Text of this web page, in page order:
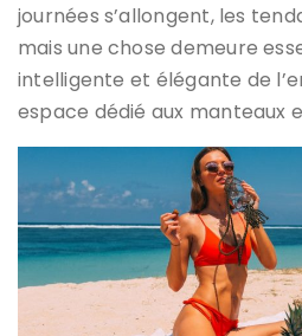
journées s’allongent, les
mais une chose demeure
intelligente et élégante de
espace dédié aux manteaux